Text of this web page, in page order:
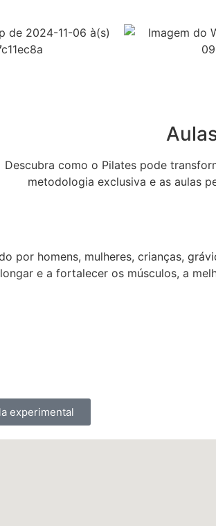
Descubra como o Pilates pode
metodologia exclusiva e as aulas
por homens, mulheres, crianças,
e a fortalecer os músculos, a
experimental